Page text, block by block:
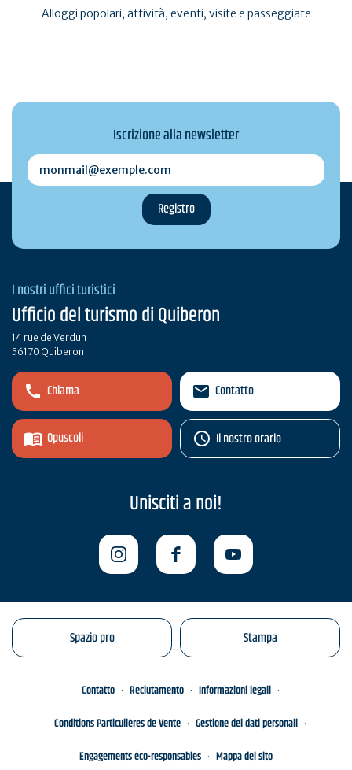
Alloggi popolari, attività, eventi, visite e passeggiate
Iscrizione alla newsletter
monmail@exemple.com
I nostri uffici turistici
Ufficio del turismo di Quiberon
14 rue de Verdun
56170 Quiberon
Chiama
Opuscoli
Contatto
Il nostro orario
Unisciti a noi!
Spazio pro Stampa
Contatto Reclutamento
Informazioni legali
Conditions Particulières de Vente
Gestione dei dati personali
Engagements éco-responsables
Mappa del sito